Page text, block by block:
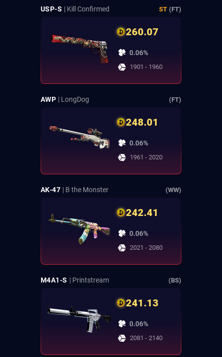
USP-S | Kill Confirmed ST (FT)
260.07
0.06%
1901 - 1960
AWP | LongDog (FT)
248.01
0.06%
1961 - 2020
AK-47 | B the Monster (WW)
242.41
0.06%
2021 - 2080
M4A1-S | Printstream (BS)
241.13
0.06%
2081 - 2140